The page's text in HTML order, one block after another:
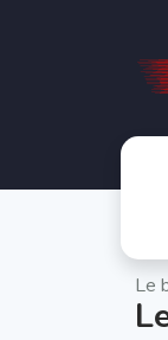
Le